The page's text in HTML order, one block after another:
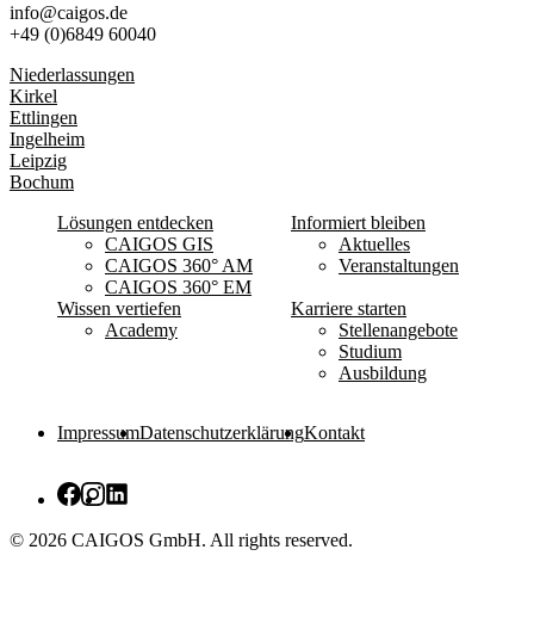
info@caigos.de
+49 (0)6849 60040
Niederlassungen
Kirkel
Ettlingen
Ingelheim
Leipzig
Bochum
Lösungen entdecken
CAIGOS GIS
CAIGOS 360° AM
CAIGOS 360° EM
Informiert bleiben
Aktuelles
Veranstaltungen
Wissen vertiefen
Academy
Karriere starten
Stellenangebote
Studium
Ausbildung
ImpressumDatenschutzerklärungKontakt
© 2026 CAIGOS GmbH. All rights reserved.